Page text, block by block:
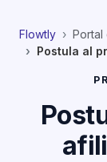
Flowtly
Portal
Postula al